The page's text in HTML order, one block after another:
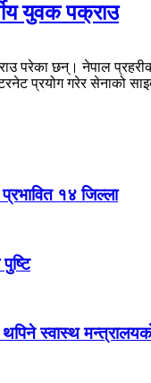
युवक पक्राउ
परेका छन्। नेपाल
प्रयोग गरेर सेनाको
१४ जिल्ला
स्वास्थ